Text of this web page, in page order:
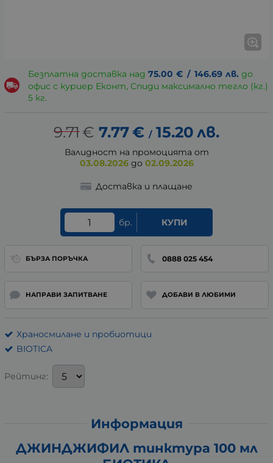
Безплатна доставка над 75.00 € / 146.69 лв. до
офис с куриер Еконт, Спиди максимално тегло (кг.)
5 кг.
9.71€ 7.77€ / 15.20 лв.
Валидност на промоцията от
03.08.2026 до 02.09.2026
Доставка и плащане
бр. КУПИ
БЪРЗА ПОРЪЧКА 0888 025 454
НАПРАВИ ЗАПИТВАНЕ ДОБАВИ В ЛЮБИМИ
Храносмилане и пробиотици
BIOTICA
Рейтинг:
Информация
ДЖИНДЖИФИЛ тинктура 100 мл